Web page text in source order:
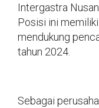
Intergastra
Posisi ini
mendukung
tahun 2024.
Sebagai